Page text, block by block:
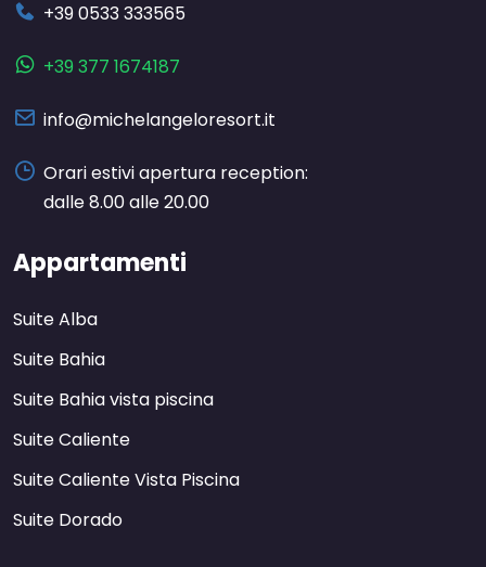
+39 0533 333565
+39 377 1674187
info@michelangeloresort.it
Orari estivi apertura reception:
dalle 8.00 alle 20.00
Appartamenti
Suite Alba
Suite Bahia
Suite Bahia vista piscina
Suite Caliente
Suite Caliente Vista Piscina
Suite Dorado